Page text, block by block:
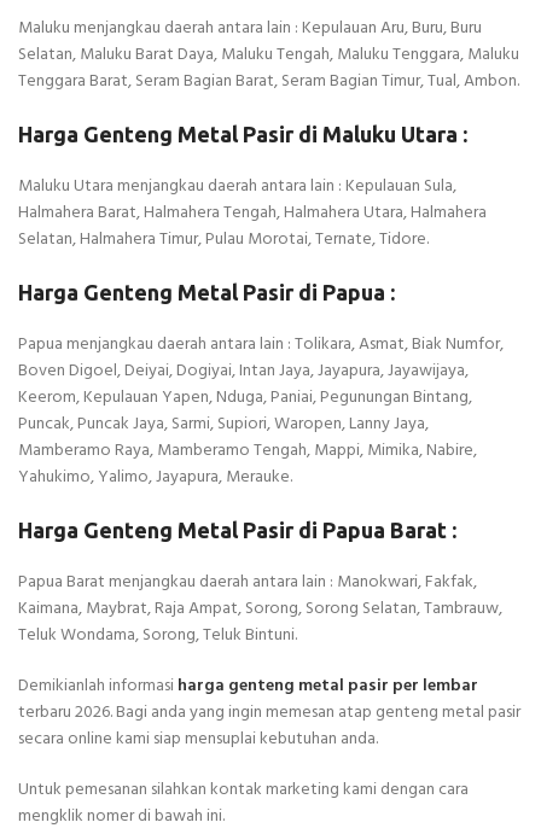
Maluku menjangkau daerah antara lain : Kepulauan Aru, Buru, Buru
Selatan, Maluku Barat Daya, Maluku Tengah, Maluku Tenggara, Maluku
Tenggara Barat, Seram Bagian Barat, Seram Bagian Timur, Tual, Ambon.
Harga Genteng Metal Pasir di Maluku Utara :
Maluku Utara menjangkau daerah antara lain : Kepulauan Sula,
Halmahera Barat, Halmahera Tengah, Halmahera Utara, Halmahera
Selatan, Halmahera Timur, Pulau Morotai, Ternate, Tidore.
Harga Genteng Metal Pasir di Papua :
Papua menjangkau daerah antara lain : Tolikara, Asmat, Biak Numfor,
Boven Digoel, Deiyai, Dogiyai, Intan Jaya, Jayapura, Jayawijaya,
Keerom, Kepulauan Yapen, Nduga, Paniai, Pegunungan Bintang,
Puncak, Puncak Jaya, Sarmi, Supiori, Waropen, Lanny Jaya,
Mamberamo Raya, Mamberamo Tengah, Mappi, Mimika, Nabire,
Yahukimo, Yalimo, Jayapura, Merauke.
Harga Genteng Metal Pasir di Papua Barat :
Papua Barat menjangkau daerah antara lain : Manokwari, Fakfak,
Kaimana, Maybrat, Raja Ampat, Sorong, Sorong Selatan, Tambrauw,
Teluk Wondama, Sorong, Teluk Bintuni.
Demikianlah informasiharga genteng metal pasir per lembar
terbaru 2026. Bagi anda yang ingin memesan atap genteng metal pasir
secara online kami siap mensuplai kebutuhan anda.
Untuk pemesanan silahkan kontak marketing kami dengan cara
mengklik nomer di bawah ini.